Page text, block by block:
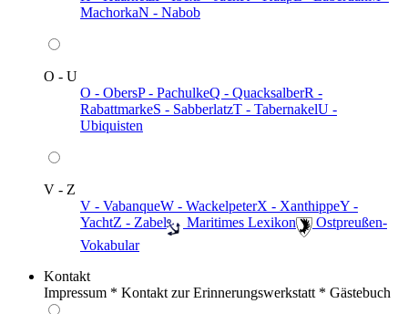
MachorkaN - Nabob
O - U
O - ObersP - PachulkeQ - QuacksalberR -
RabattmarkeS - SabberlatzT - TabernakelU -
Ubiquisten
V - Z
V - VabanqueW - WackelpeterX - XanthippeY -
YachtZ - Zabel ️ Maritimes Lexikon
️ Ostpreußen-
Vokabular
Kontakt
Impressum * Kontakt zur Erinnerungswerkstatt * Gästebuch